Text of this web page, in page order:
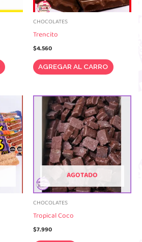
CHOCOLATES
Trencito
$4.560
AGREGAR AL CARRO
AGOTADO
CHOCOLATES
Tropical Coco
$7.990